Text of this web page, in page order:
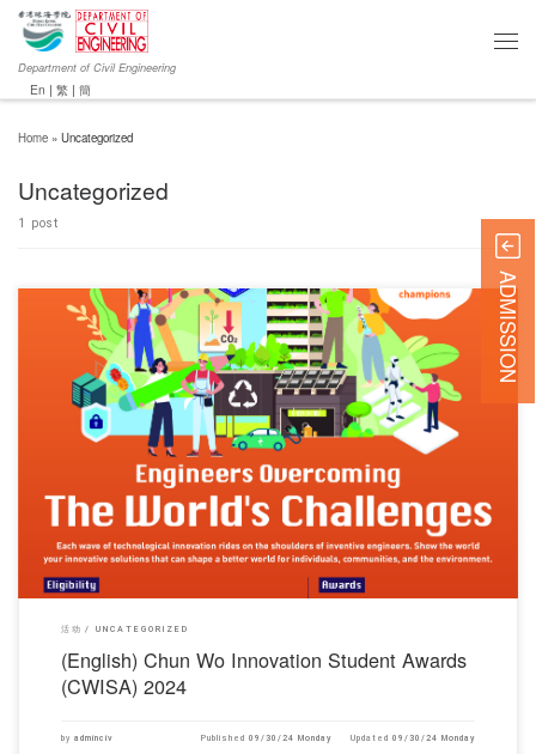
Department of Civil Engineering
En | 繁 | 簡
Home » Uncategorized
Uncategorized
1 post
对不起，此内容只适用于English.
活动 UNCATEGORIZED
(English) Chun Wo Innovation Student Awards
(CWISA) 2024
by adminciv Published09/30/24 Monday Updated09/30/24 Monday
ADMISSION